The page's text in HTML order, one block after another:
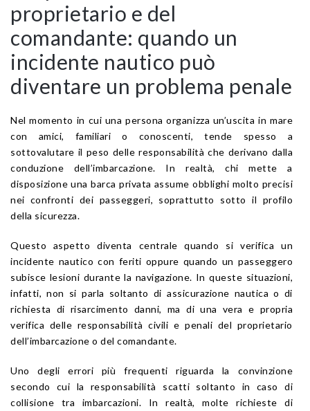
proprietario e del
comandante: quando un
incidente nautico può
diventare un problema penale
Nel momento in cui una persona organizza un’uscita in mare
con amici, familiari o conoscenti, tende spesso a
sottovalutare il peso delle responsabilità che derivano dalla
conduzione dell’imbarcazione. In realtà, chi mette a
disposizione una barca privata assume obblighi molto precisi
nei confronti dei passeggeri, soprattutto sotto il profilo
della sicurezza.
Questo aspetto diventa centrale quando si verifica un
incidente nautico con feriti oppure quando un passeggero
subisce lesioni durante la navigazione. In queste situazioni,
infatti, non si parla soltanto di assicurazione nautica o di
richiesta di risarcimento danni, ma di una vera e propria
verifica delle responsabilità civili e penali del proprietario
dell’imbarcazione o del comandante.
Uno degli errori più frequenti riguarda la convinzione
secondo cui la responsabilità scatti soltanto in caso di
collisione tra imbarcazioni. In realtà, molte richieste di